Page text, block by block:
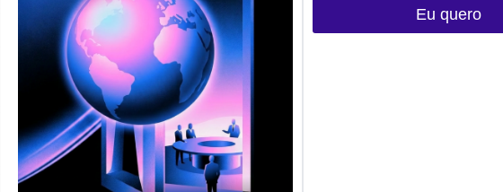
para o cotidiano.
como parte do processo, não como fechamento
e depois da experiência amplia a retenção e favorece a
corporativa ainda está presa ao trio conteúdo-prova-certificado,
que transforma combina prática, personalização, afeto e
Eu quero